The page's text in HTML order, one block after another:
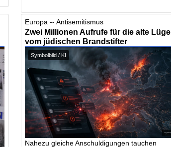
Europa -- Antisemitismus
Zwei Millionen Aufrufe für die alte Lüge
vom jüdischen Brandstifter
Symbolbild / KI
Nahezu gleiche Anschuldigungen tauchen